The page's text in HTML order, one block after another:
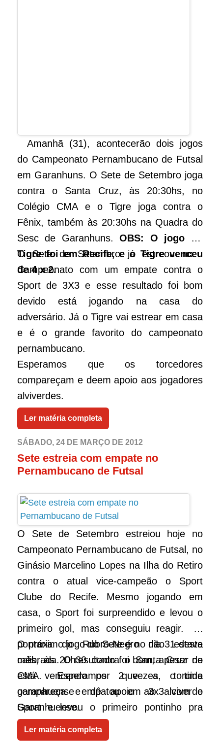
Amanhã (31), acontecerão dois jogos
do Campeonato Pernambucano de Futsal
em Garanhuns. O Sete de Setembro joga
contra o Santa Cruz, às 20:30hs, no
Colégio CMA e o Tigre joga contra o
Fênix, também às 20:30hs na Quadra do
Sesc de Garanhuns. OBS: O jogo do
Tigre foi em Recife, e o Tigre venceu
de 4 x 2.
O Sete de Setembro já estreou no
Campeonato com um empate contra o
Sport de 3X3 e esse resultado foi bom
devido está jogando na casa do
adversário. Já o Tigre vai estrear em casa
e é o grande favorito do campeonato
pernambucano.
Esperamos que os torcedores
compareçam e deem apoio aos jogadores
alviverdes.
Ler matéria completa
SÁBADO, 24 DE MARÇO DE 2012
Sete estreia com empate no
Pernambucano de Futsal
O Sete de Setembro estreiou hoje no
Campeonato Pernambucano de Futsal, no
Ginásio Marcelino Lopes na Ilha do Retiro
contra o atual vice-campeão o Sport
Clube do Recife. Mesmo jogando em
casa, o Sport foi surpreendido e levou o
primeiro gol, mas conseguiu reagir. A
pontaria do Rubro-Negro não estava
calibrada. O resultado foi bom, apesar de
está vencendo por 2 vezes, o time
garanhuense empatou em 3x3 com o
Sport e levou o primeiro pontinho pra
Garanhuns. Os gols da equipe
Garanhuense foram marcados por
O próximo jogo do Sete é no dia 31 deste
mês, às 20h30 contra o Santa Cruz no
CMA. Esperamos que a torcida
compareça e dê apoio ao alviverde
Garanhuense.
Ler matéria completa